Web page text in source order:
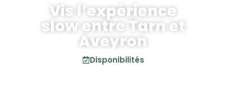
Vis l’expérience
slow entre Tarn et
Aveyron
Disponibilités